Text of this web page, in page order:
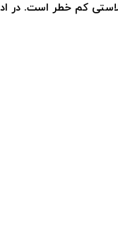
کم خطر است. در